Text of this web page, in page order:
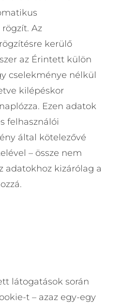
Az
kerülő
az Érintett külön
cselekménye nélkül
kilépéskor
Ezen adatok
felhasználói
által kötelezővé
– össze nem
adatokhoz kizárólag a
látogatások során
t – azaz egy-egy